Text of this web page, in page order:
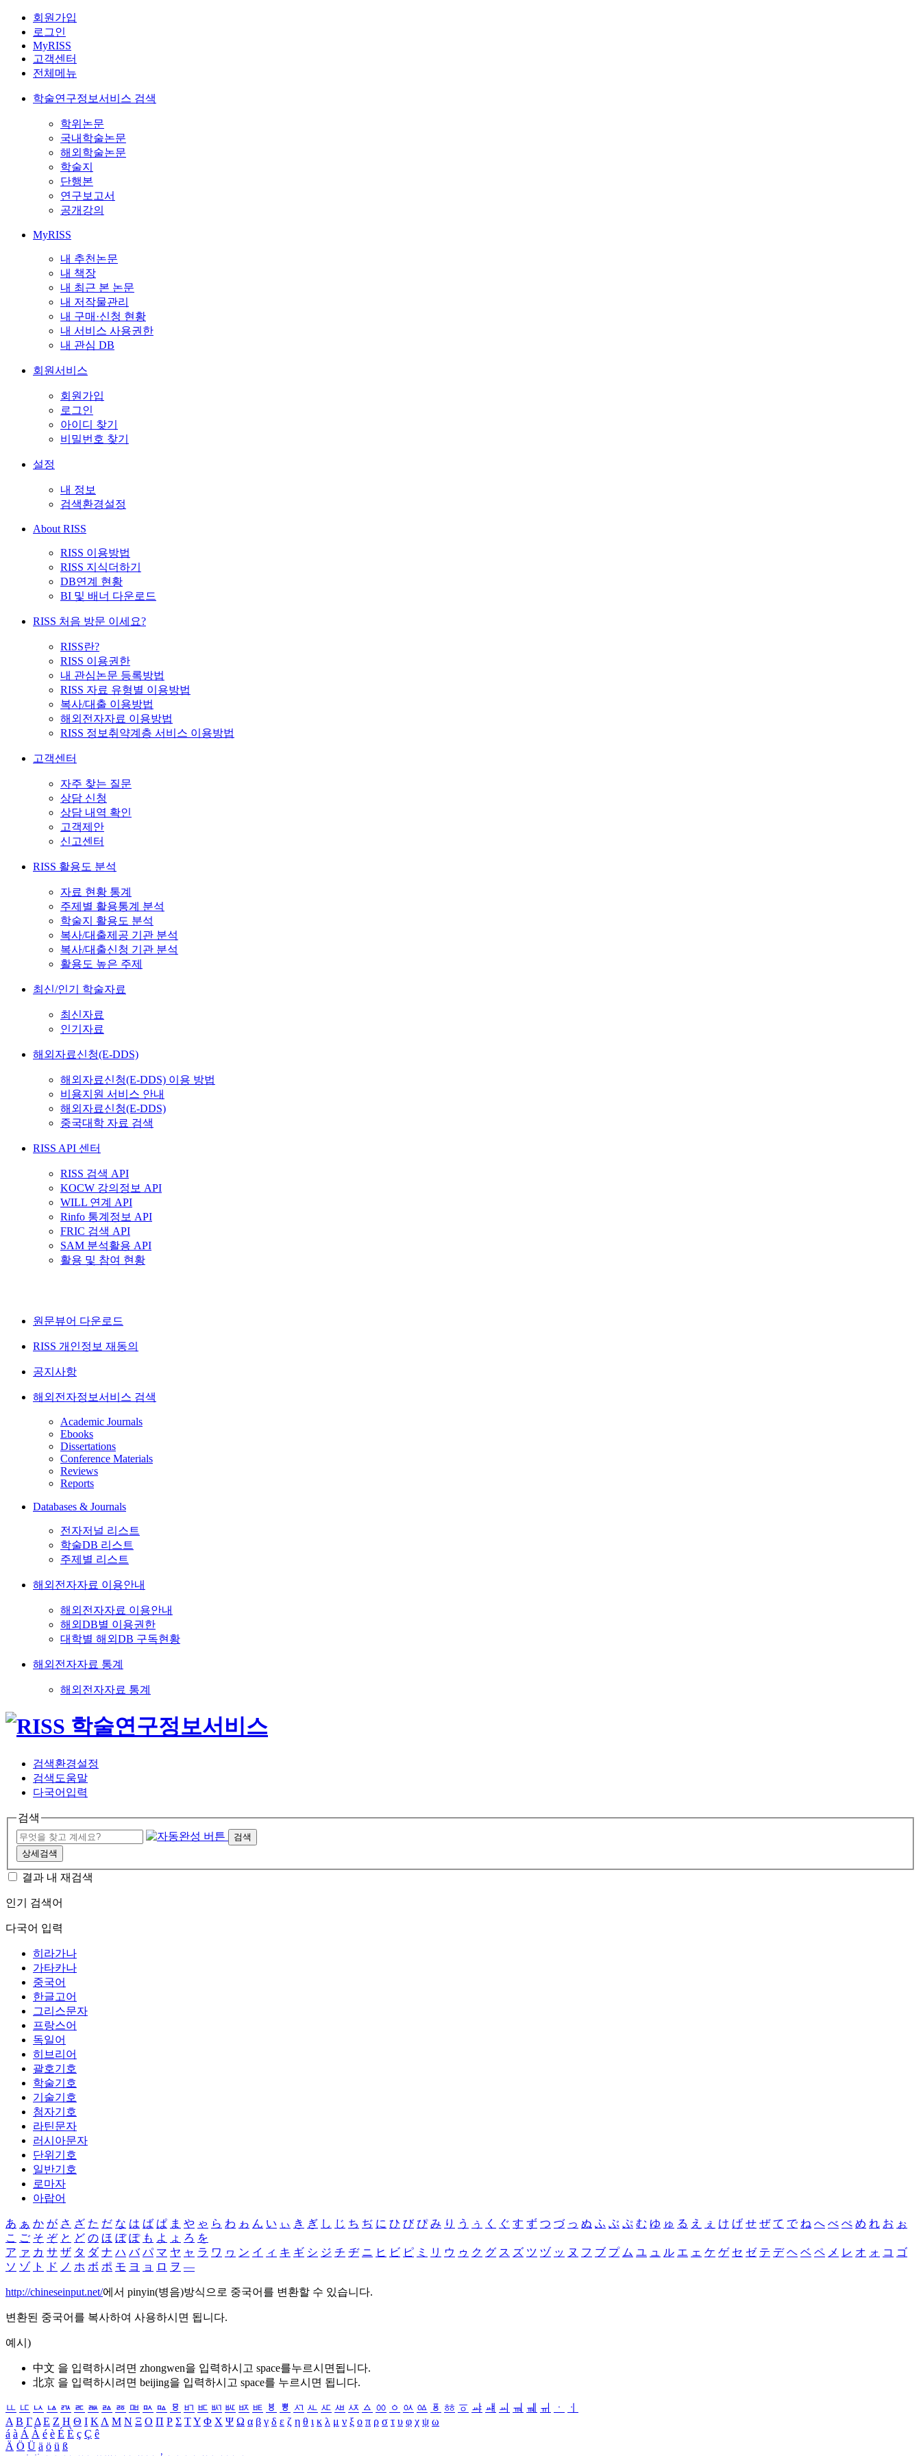
회원가입
로그인
MyRISS
고객센터
전체메뉴
학술연구정보서비스 검색
학위논문
국내학술논문
해외학술논문
학술지
단행본
연구보고서
공개강의
MyRISS
내 추천논문
내 책장
내 최근 본 논문
내 저작물관리
내 구매·신청 현황
내 서비스 사용권한
내 관심 DB
회원서비스
회원가입
로그인
아이디 찾기
비밀번호 찾기
설정
내 정보
검색환경설정
About RISS
RISS 이용방법
RISS 지식더하기
DB연계 현황
BI 및 배너 다운로드
RISS 처음 방문 이세요?
RISS란?
RISS 이용권한
내 관심논문 등록방법
RISS 자료 유형별 이용방법
복사/대출 이용방법
해외전자자료 이용방법
RISS 정보취약계층 서비스 이용방법
고객센터
자주 찾는 질문
상담 신청
상담 내역 확인
고객제안
신고센터
RISS 활용도 분석
자료 현황 통계
주제별 활용통계 분석
학술지 활용도 분석
복사/대출제공 기관 분석
복사/대출신청 기관 분석
활용도 높은 주제
최신/인기 학술자료
최신자료
인기자료
해외자료신청(E-DDS)
해외자료신청(E-DDS) 이용 방법
비용지원 서비스 안내
해외자료신청(E-DDS)
중국대학 자료 검색
RISS API 센터
RISS 검색 API
KOCW 강의정보 API
WILL 연계 API
Rinfo 통계정보 API
FRIC 검색 API
SAM 분석활용 API
활용 및 참여 현황
원문뷰어 다운로드
RISS 개인정보 재동의
공지사항
해외전자정보서비스 검색
Academic Journals
Ebooks
Dissertations
Conference Materials
Reviews
Reports
Databases & Journals
전자저널 리스트
학술DB 리스트
주제별 리스트
해외전자자료 이용안내
해외전자자료 이용안내
해외DB별 이용권한
대학별 해외DB 구독현황
해외전자자료 통계
해외전자자료 통계
검색환경설정
검색도움말
다국어입력
검색
검색
상세검색
결과 내 재검색
인기 검색어
다국어 입력
히라가나
가타카나
중국어
한글고어
그리스문자
프랑스어
독일어
히브리어
괄호기호
학술기호
기술기호
첨자기호
라틴문자
러시아문자
단위기호
일반기호
로마자
아랍어
あ ぁ か が さ ざ た だ な は ば ぱ ま や ゃ ら わ ゎ ん い ぃ き ぎ し じ ち ぢ に ひ び ぴ み り う ぅ く ぐ す ず つ づ っ ぬ ふ ぶ ぷ む ゆ ゅ る え ぇ け げ せ ぜ て で ね へ べ ぺ め れ お ぉ
こ ご そ ぞ と ど の ほ ぼ ぽ も よ ょ ろ を
ア ァ カ サ ザ タ ダ ナ ハ バ パ マ ヤ ャ ラ ワ ヮ ン イ ィ キ ギ シ ジ チ ヂ ニ ヒ ビ ピ ミ リ ウ ゥ ク グ ス ズ ツ ヅ ッ ヌ フ ブ プ ム ユ ュ ル エ ェ ケ ゲ セ ゼ テ デ ヘ ベ ペ メ レ オ ォ コ ゴ
ソ ゾ ト ド ノ ホ ボ ポ モ ヨ ョ ロ ヲ ―
http://chineseinput.net/에서 pinyin(병음)방식으로 중국어를 변환할 수 있습니다.
변환된 중국어를 복사하여 사용하시면 됩니다.
예시)
中文 을 입력하시려면 zhongwen을 입력하시고 space를누르시면됩니다.
北京 을 입력하시려면 beijing을 입력하시고 space를 누르시면 됩니다.
ㅥ ㅦ ㅧ ㅨ ㅩ ㅪ ㅫ ㅬ ㅭ ㅮ ㅯ ㅰ ㅱ ㅲ ㅳ ㅴ ㅵ ㅶ ㅷ ㅸ ㅹ ㅺ ㅻ ㅼ ㅽ ㅾ ㅿ ㆀ ㆁ ㆂ ㆃ ㆄ ㆅ ㆆ ㆇ ㆈ ㆉ ㆊ ㆋ ㆌ ㆍ
ㆎ
Α Β ΓΔ Ε Ζ Η Θ Ι ΚΛ Μ Ν Ξ Ο Π Ρ Σ ΤΥ Φ Χ Ψ Ω α β γ δ ε ζ η θ ι κ λ μ ν ξ ο π ρ σ τ υ φ χ ψ ω
á à Á À é è É È ç Ç ê
Ä Ö Ü ä ö ü ß